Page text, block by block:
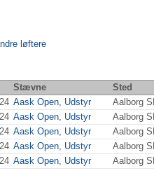
løftere
Stævne
Sted
Aask Open, Udstyr
Aalborg
Aask Open, Udstyr
Aalborg
Aask Open, Udstyr
Aalborg
Aask Open, Udstyr
Aalborg
Aask Open, Udstyr Aalborg